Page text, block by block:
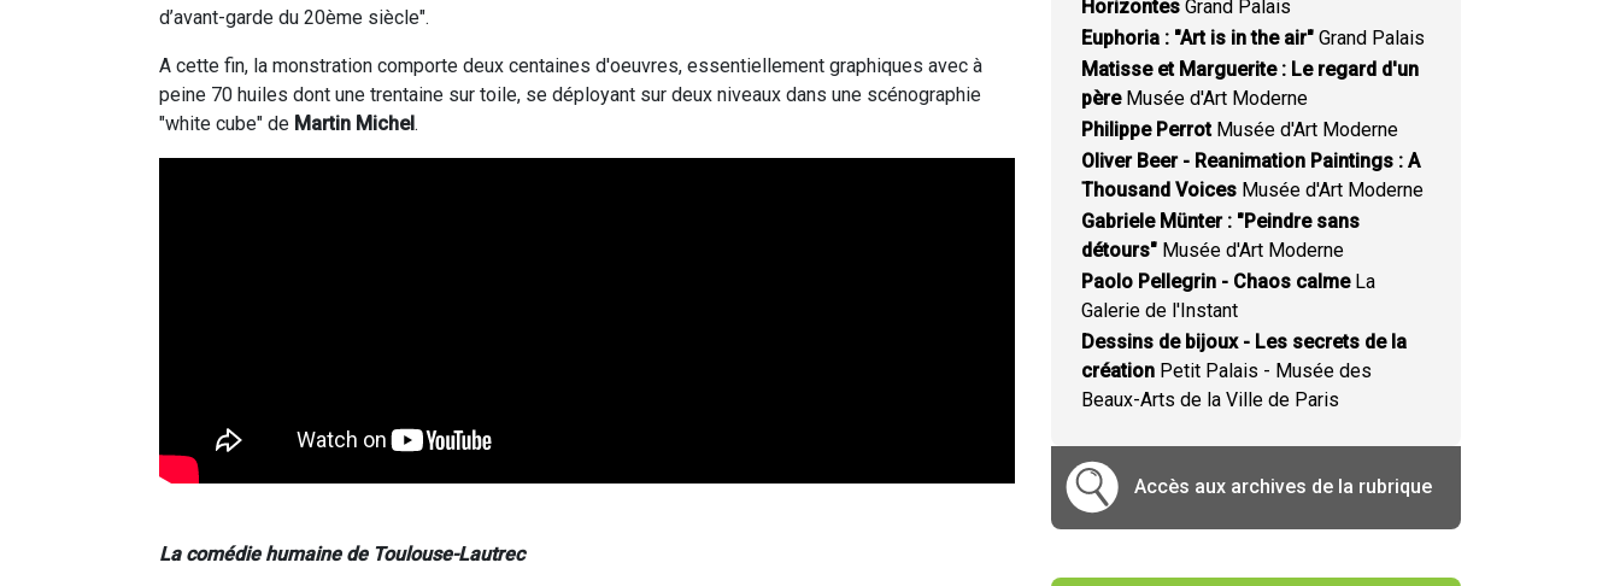
d’avant-garde du 20ème siècle".
A cette fin, la monstration comporte deux centaines d'oeuvres, essentiellement graphiques avec à
peine 70 huiles dont une trentaine sur toile, se déployant sur deux niveaux dans une scénographie
"white cube" de Martin Michel.
La comédie humaine de Toulouse-Lautrec
Horizontes Grand Palais
Euphoria : "Art is in the air" Grand Palais
Matisse et Marguerite : Le regard d'un
pèreMusée d'Art Moderne
Philippe PerrotMusée d'Art Moderne
Oliver Beer - Reanimation Paintings : A
Thousand Voices Musée d'Art Moderne
Gabriele Münter : "Peindre sans
détours" Musée d'Art Moderne
Paolo Pellegrin - Chaos calmeLa
Galerie de l'Instant
Dessins de bijoux - Les secrets de la
création Petit Palais - Musée des
Beaux-Arts de la Ville de Paris
Accès aux archives de la rubrique